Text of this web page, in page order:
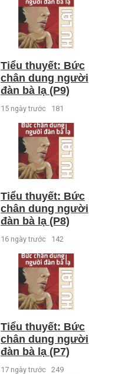
Tiểu thuyết: Bức
chân dung người
đàn bà lạ (P9)
15 ngày trước 181
Tiểu thuyết: Bức
chân dung người
đàn bà lạ (P8)
16 ngày trước 142
Tiểu thuyết: Bức
chân dung người
đàn bà lạ (P7)
17 ngày trước 249